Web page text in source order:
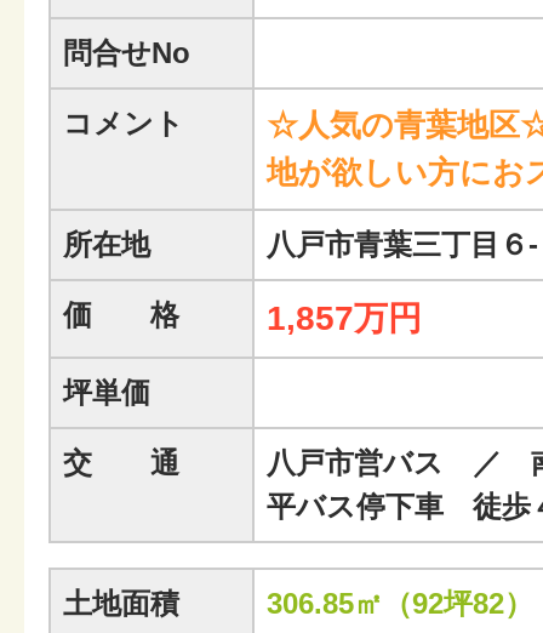
問合せNo
コメント
☆人気の青葉地区
地が欲しい方に
所在地 八戸市青葉三丁目６-
価 格 1,857万円
坪単価
交 通
八戸市営バス ／
平バス停下車 徒歩
土地面積 306.85㎡（92坪82）